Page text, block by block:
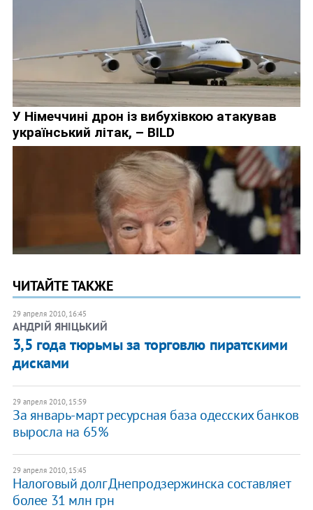
ЧИТАЙТЕ ТАКЖЕ
29 апреля 2010, 16:45
АНДРІЙ ЯНІЦЬКИЙ
3,5 года тюрьмы за торговлю пиратскими
дисками
29 апреля 2010, 15:59
За январь-март ресурсная база одесских банков
выросла на 65%
29 апреля 2010, 15:45
Налоговый долг Днепродзержинска составляет
более 31 млн грн